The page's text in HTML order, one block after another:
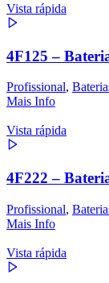
Vista rápida
4F125 –
Profissional,
Mais Info
Vista rápida
4F222 –
Profissional,
Mais Info
Vista rápida